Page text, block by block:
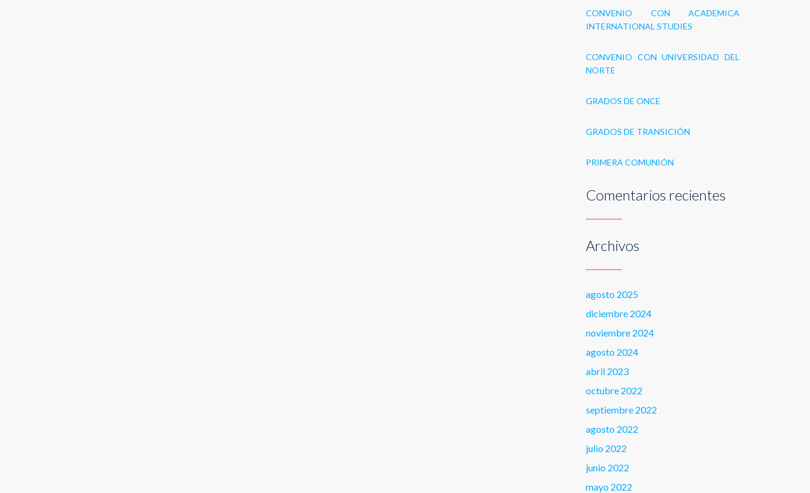
CONVENIO CON ACADEMICA
INTERNATIONAL STUDIES
CONVENIO CON UNIVERSIDAD DEL
NORTE
GRADOS DE ONCE
GRADOS DE TRANSICIÓN
PRIMERA COMUNIÓN
Comentarios recientes
Archivos
agosto 2025
diciembre 2024
noviembre 2024
agosto 2024
abril 2023
octubre 2022
septiembre 2022
agosto 2022
julio 2022
junio 2022
mayo 2022